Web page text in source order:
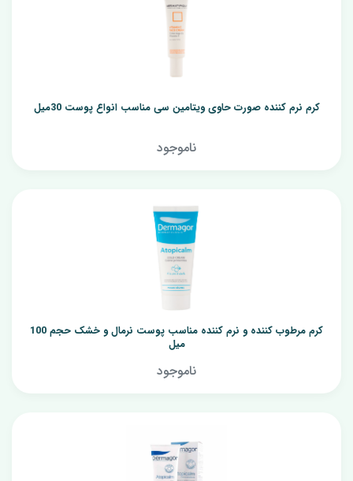
کرم نرم کننده صورت حاوی ویتامین سی مناسب انواع پوست 30میل
ناموجود
کرم مرطوب کننده و نرم کننده مناسب پوست نرمال و خشک حجم 100
میل
ناموجود